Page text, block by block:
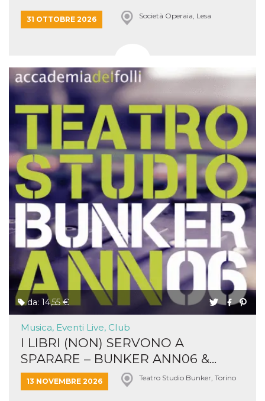
31 OTTOBRE 2026 Società Operaia, Lesa
da: 14,55 €
Musica, Eventi Live, Club
I LIBRI (NON) SERVONO A
SPARARE – BUNKER ANN06 &...
13 NOVEMBRE 2026 Teatro Studio Bunker, Torino